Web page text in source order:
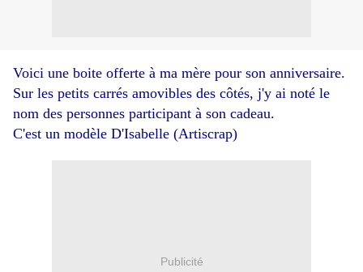
Voici une boite offerte à ma mère pour son anniversaire.
Sur les petits carrés amovibles des côtés, j'y ai noté le
nom des personnes participant à son cadeau.
C'est un modèle D'Isabelle (Artiscrap)
Publicité